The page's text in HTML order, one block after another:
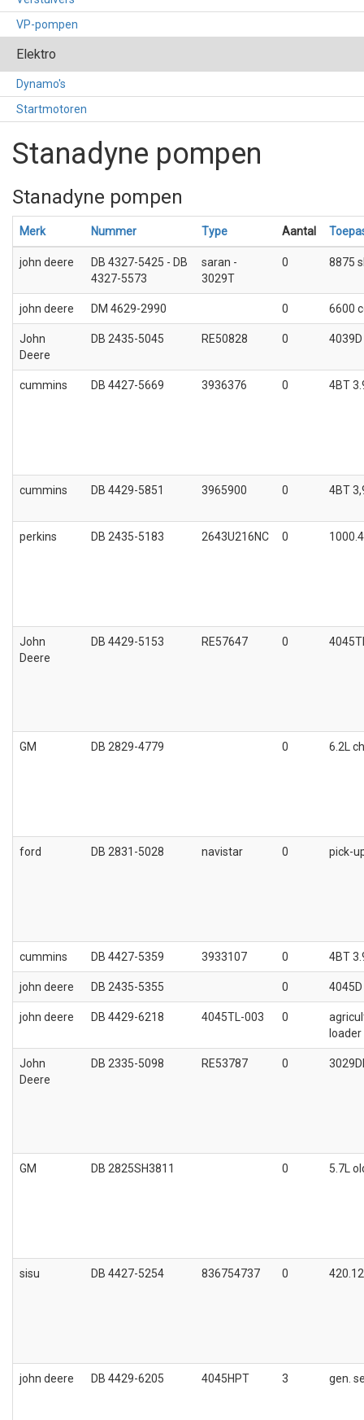
VP-pompen
Elektro
Dynamo's
Startmotoren
Stanadyne pompen
Stanadyne pompen
Merk Nummer Type Aantal
john deere
DB 4327-5425 - DB
4327-5573
saran -
3029T
0 8875
john deere DM 4629-2990 0 6600
John
Deere
DB 2435-5045 RE50828 0 4039D
cummins DB 4427-5669 3936376 0 4BT
cummins DB 4429-5851 3965900 0 4BT
perkins DB 2435-5183 2643U216NC 0
John
Deere
DB 4429-5153 RE57647 0
GM DB 2829-4779 0 6.2L
ford DB 2831-5028 navistar 0 pick-
cummins DB 4427-5359 3933107 0 4BT
john deere DB 2435-5355 0 4045D
john deere DB 4429-6218 4045TL-003 0
loader
John
Deere
DB 2335-5098 RE53787 0
GM DB 2825SH3811 0 5.7L
sisu DB 4427-5254 836754737 0
john deere DB 4429-6205 4045HPT 3 gen.